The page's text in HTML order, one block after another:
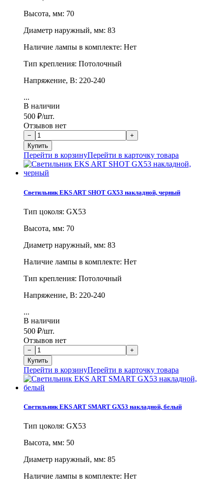
Высота, мм: 70
Диаметр наружный, мм: 83
Наличие лампы в комплекте: Нет
Тип крепления: Потолочный
Напряжение, В: 220-240
...
В наличии
500 ₽/шт.
Отзывов нет
Перейти в корзинуПерейти в карточку товара
Светильник EKS ART SHOT GX53 накладной, черный
Тип цоколя: GX53
Высота, мм: 70
Диаметр наружный, мм: 83
Наличие лампы в комплекте: Нет
Тип крепления: Потолочный
Напряжение, В: 220-240
...
В наличии
500 ₽/шт.
Отзывов нет
Перейти в корзинуПерейти в карточку товара
Светильник EKS ART SMART GX53 накладной, белый
Тип цоколя: GX53
Высота, мм: 50
Диаметр наружный, мм: 85
Наличие лампы в комплекте: Нет